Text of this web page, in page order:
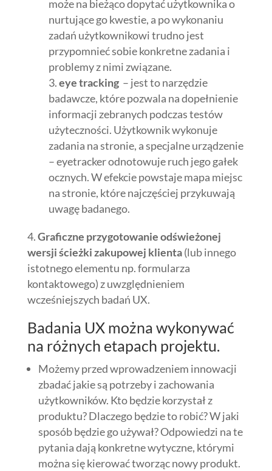
może na bieżąco dopytać użytkownika o
nurtujące go kwestie, a po wykonaniu
zadań użytkownikowi trudno jest
przypomnieć sobie konkretne zadania i
problemy z nimi związane.
eye tracking– jest to narzędzie
badawcze, które pozwala na dopełnienie
informacji zebranych podczas testów
użyteczności. Użytkownik wykonuje
zadania na stronie, a specjalne urządzenie
– eyetracker odnotowuje ruch jego gałek
ocznych. W efekcie powstaje mapa miejsc
na stronie, które najczęściej przykuwają
uwagę badanego.
Graficzne przygotowanie odświeżonej
wersji ścieżki zakupowej klienta(lub innego
istotnego elementu np. formularza
kontaktowego) z uwzględnieniem
wcześniejszych badań UX.
Badania UX można wykonywać
na różnych etapach projektu.
Możemy przed wprowadzeniem innowacji
zbadać jakie są potrzeby i zachowania
użytkowników. Kto będzie korzystał z
produktu? Dlaczego będzie to robić? W jaki
sposób będzie go używał? Odpowiedzi na te
pytania dają konkretne wytyczne, którymi
można się kierować tworząc nowy produkt.